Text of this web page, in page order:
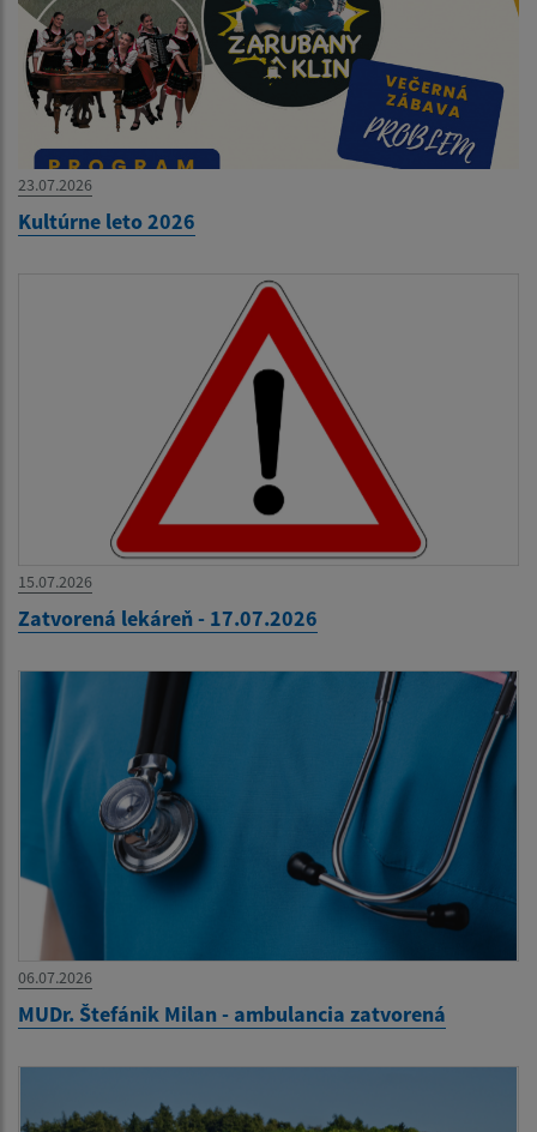
23.07.2026
Kultúrne leto 2026
15.07.2026
Zatvorená lekáreň - 17.07.2026
06.07.2026
MUDr. Štefánik Milan - ambulancia zatvorená